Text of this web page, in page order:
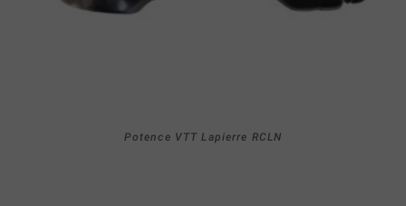
Potence VTT Lapierre RCLN